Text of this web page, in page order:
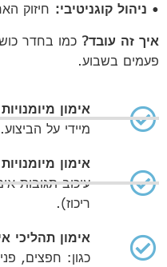
• ניהול קוגניטיבי: חיזוק
איך זה עובד?
פעמים בשבוע.
אימון
מיידי על הביצוע.
אימון
עיכוב תגובות
ריכוז).
אימון תהליכי
כגון: חפצים,